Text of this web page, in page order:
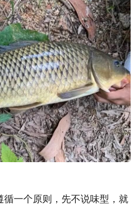
一个原则，先不说味型，就